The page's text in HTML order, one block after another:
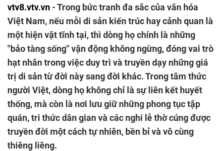
vtv8.vtv.vn - Trong bức tranh đa sắc của văn hóa
Việt Nam, nếu mỗi di sản kiến trúc hay cảnh quan là
một hiện vật tĩnh tại, thì dòng họ chính là những
"bảo tàng sống" vận động không ngừng, đóng vai trò
hạt nhân trong việc duy trì và truyền dạy những giá
trị di sản từ đời này sang đời khác. Trong tâm thức
người Việt, dòng họ không chỉ là sự liên kết huyết
thống, mà còn là nơi lưu giữ những phong tục tập
quán, tri thức dân gian và các nghi lễ thờ cúng được
truyền đời một cách tự nhiên, bền bỉ và vô cùng
thiêng liêng.